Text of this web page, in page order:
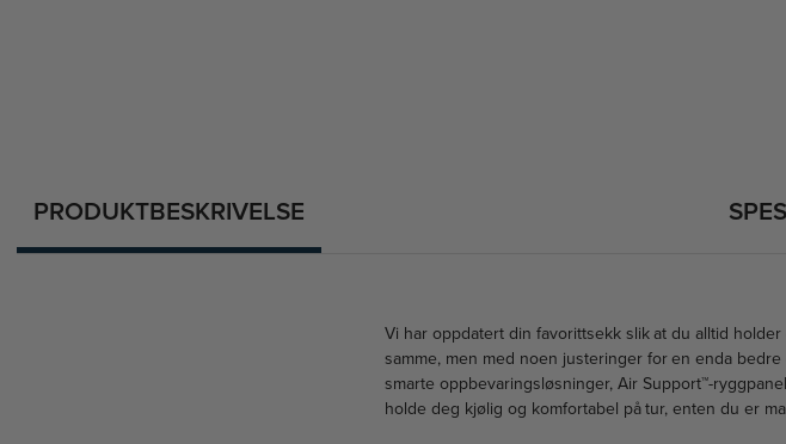
PRODUKTBESKRIVELSE
Vi har oppdatert din favorittsekk slik at du alltid
samme, men med noen justeringer for en enda
smarte oppbevaringsløsninger, Air Support™-
holde deg kjølig og komfortabel på tur, enten du er